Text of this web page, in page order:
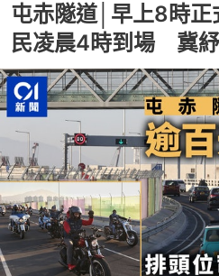
屯赤隧道│早上8時
民凌晨4時到場 冀